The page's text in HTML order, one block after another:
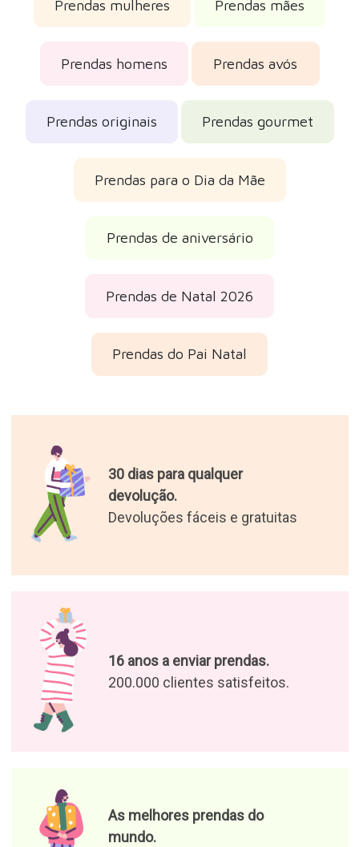
Prendas mulheres Prendas mães
Prendas homens Prendas avós
Prendas originais Prendas gourmet
Prendas para o Dia da Mãe
Prendas de aniversário
Prendas de Natal 2026
Prendas do Pai Natal
30 dias para qualquer
devolução.
Devoluções fáceis e gratuitas
16 anos a enviar prendas.
200.000 clientes satisfeitos.
As melhores prendas do
mundo.